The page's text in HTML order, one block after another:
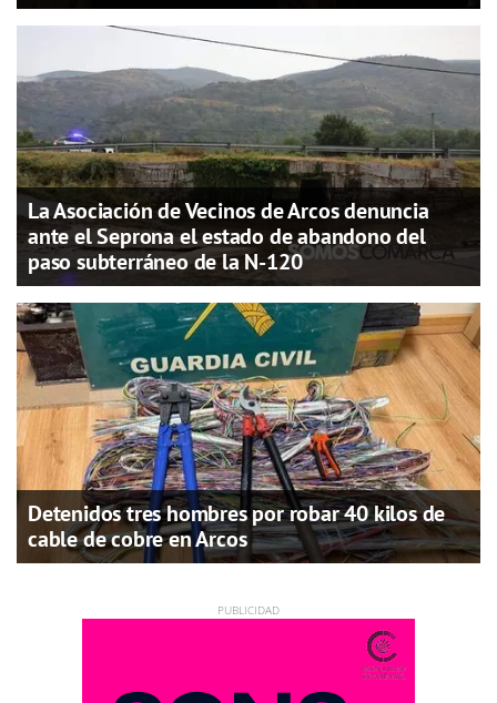
La Asociación de Vecinos de Arcos denuncia
ante el Seprona el estado de abandono del
paso subterráneo de la N-120
Detenidos tres hombres por robar 40 kilos de
cable de cobre en Arcos